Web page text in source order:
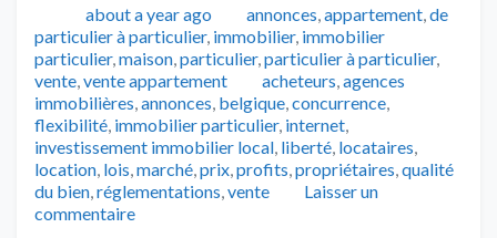
Publié
about a year ago Catégories
annonces,appartement,de
particulier à particulier, immobilier, immobilier
particulier,maison,particulier,particulier à particulier,
vente,vente appartement Tags
acheteurs,agences
immobilières,annonces, belgique,concurrence,
flexibilité, immobilier particulier, internet,
investissement immobilier local, liberté, locataires,
location, lois,marché,prix,profits,propriétaires,qualité
du bien,réglementations,vente
Laisser un
commentaire